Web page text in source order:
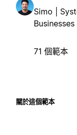
Simo |
Businesses
71 個範本
關於這個範本